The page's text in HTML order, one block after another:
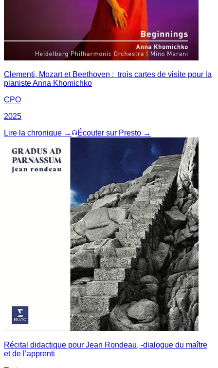
Clementi, Mozart et Beethoven : trois cartes de visite pour la
pianiste Anna Khomichko
CPO
2025
Lire la chronique →
Écouter sur Presto →
Récital didactique pour Jean Rondeau, -dialogue du maître
et de l’apprenti